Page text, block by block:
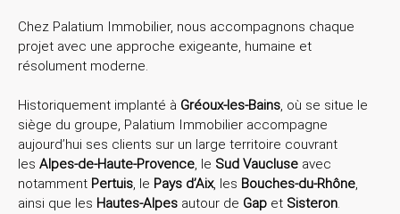
Chez Palatium Immobilier, nous accompagnons chaque
projet avec une approche exigeante, humaine et
résolument moderne.
Historiquement implanté à Gréoux-les-Bains, où se situe le
siège du groupe, Palatium Immobilier accompagne
aujourd’hui ses clients sur un large territoire couvrant
les Alpes-de-Haute-Provence, le Sud Vaucluse avec
notamment Pertuis, le Pays d’Aix, les Bouches-du-Rhône,
ainsi que les Hautes-Alpes autour de Gap et Sisteron.